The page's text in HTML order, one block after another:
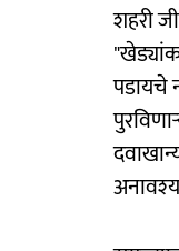
शहरी
पडायचे